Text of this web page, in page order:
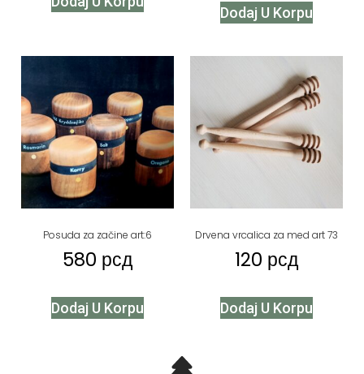
Dodaj U Korpu
Posuda za začine art:6
580 рсд
Dodaj U Korpu
Drvena vrcalica za med art 73
120 рсд
Dodaj U Korpu